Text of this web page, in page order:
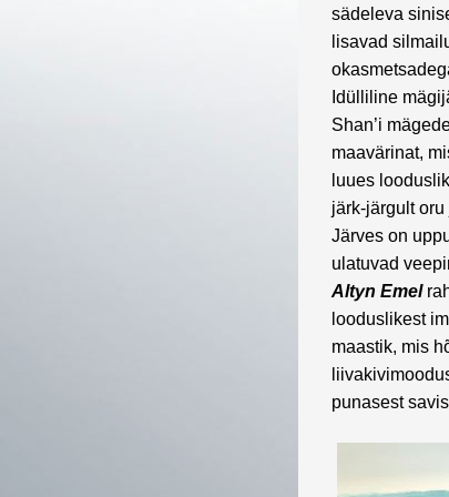
sädeleva
lisavad
Idülliline
Shan’i
maavärinat,
luues
järk-järgult
Järves on
ulatuvad
Altyn Emel
looduslikest
maastik, mis
punasest